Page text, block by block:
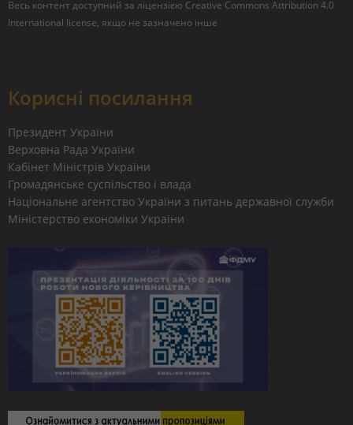
Весь контент доступний за ліцензією Creative Commons Attribution 4.0
International license, якщо не зазначено інше
Корисні посилання
Президент України
Верховна Рада України
Кабінет Міністрів України
Громадянське суспільство і влада
Національне агентство України з питань державної служби
Міністерство економіки України